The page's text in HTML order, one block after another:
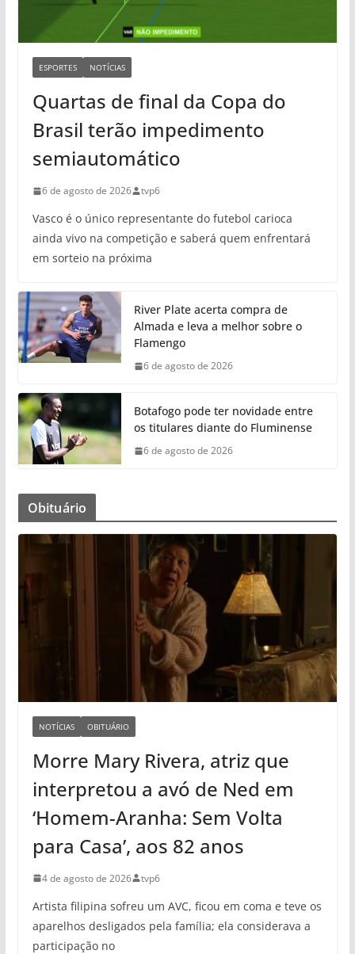
ESPORTES NOTÍCIAS
Quartas de final da Copa do
Brasil terão impedimento
semiautomático
6 de agosto de 2026 tvp6
Vasco é o único representante do futebol carioca
ainda vivo na competição e saberá quem enfrentará
em sorteio na próxima
River Plate acerta compra de
Almada e leva a melhor sobre o
Flamengo
6 de agosto de 2026
Botafogo pode ter novidade entre
os titulares diante do Fluminense
6 de agosto de 2026
Obituário
NOTÍCIAS OBITUÁRIO
Morre Mary Rivera, atriz que
interpretou a avó de Ned em
‘Homem-Aranha: Sem Volta
para Casa’, aos 82 anos
4 de agosto de 2026 tvp6
Artista filipina sofreu um AVC, ficou em coma e teve os
aparelhos desligados pela família; ela considerava a
participação no